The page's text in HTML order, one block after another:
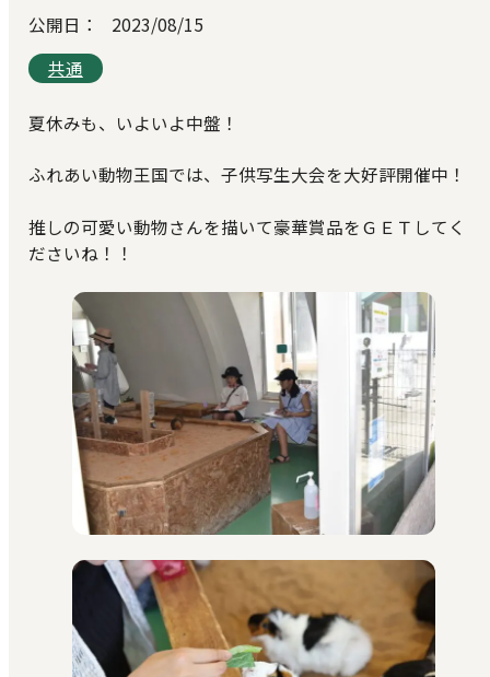
公開日：
2023/08/15
共通
夏休みも、いよいよ中盤！
ふれあい動物王国では、子供写生大会を大好評開催中！
推しの可愛い動物さんを描いて豪華賞品をＧＥＴしてく
ださいね！！